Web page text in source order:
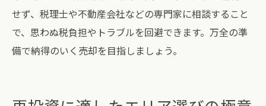
せず、税理士や不動産会社などの専門家に相談すること
で、思わぬ税負担やトラブルを回避できます。万全の準
備で納得のいく売却を目指しましょう。